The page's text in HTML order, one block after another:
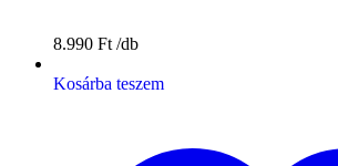
8.990 Ft
Kosárba teszem